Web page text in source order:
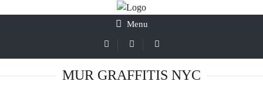
Menu
MUR GRAFFITIS NYC